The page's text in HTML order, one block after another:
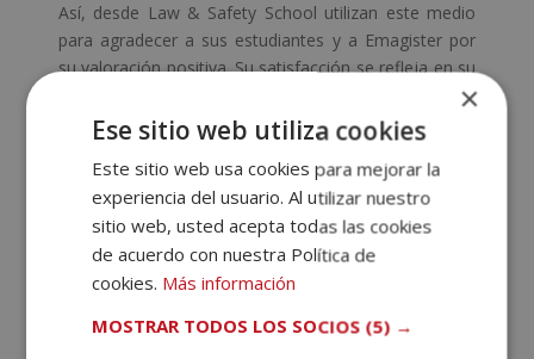
Así, desde Law & Safety School utilizan este medio
para agradecer a sus estudiantes y a Emagister por
su valoración positiva. Su satisfacción se refleja en su
compromiso y esfuerzo por atender las necesidades
educativas de todos sus alumnos. Reitera su
comenten más en lasopiniones Law & Safety
School.
×
Ese sitio web utiliza cookies
Este sitio web usa cookies para mejorar la
experiencia del usuario. Al utilizar nuestro
sitio web, usted acepta todas las cookies
de acuerdo con nuestra Política de
cookies. Más información
MOSTRAR TODOS LOS SOCIOS (5) →